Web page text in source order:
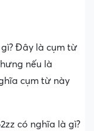
gì? Đây là cụm từ
nếu là
cụm từ này
có nghĩa là gì?